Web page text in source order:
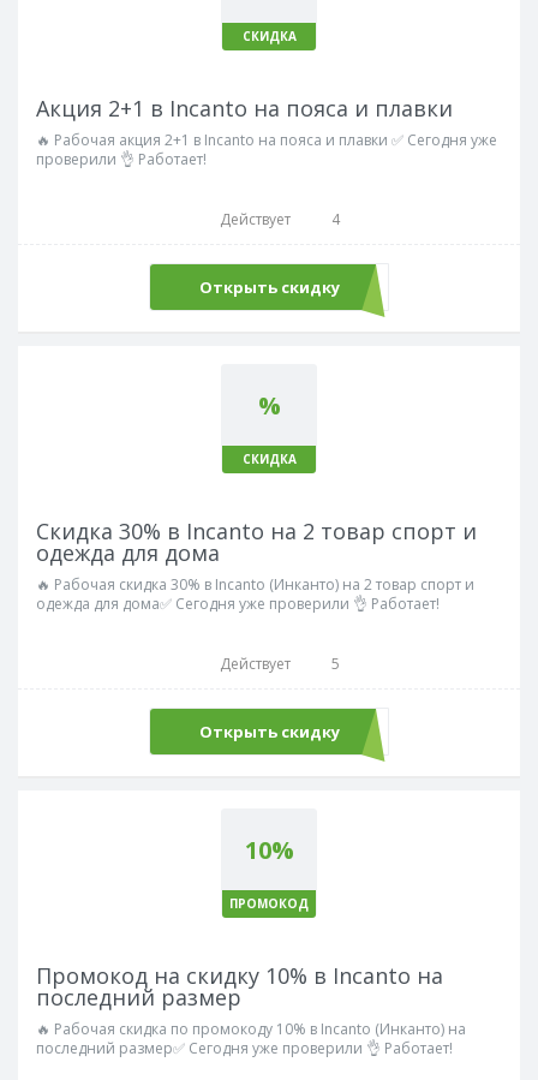
СКИДКА
Акция 2+1 в Incanto на пояса и плавки
🔥 Рабочая акция 2+1 в Incanto на пояса и плавки ✅ Сегодня уже
проверили 👌 Работает!
Действует 4
Открыть скидку
%
СКИДКА
Скидка 30% в Incanto на 2 товар спорт и
одежда для дома
🔥 Рабочая скидка 30% в Incanto (Инканто) на 2 товар спорт и
одежда для дома✅ Сегодня уже проверили 👌 Работает!
Действует 5
Открыть скидку
10%
ПРОМОКОД
Промокод на скидку 10% в Incanto на
последний размер
🔥 Рабочая скидка по промокоду 10% в Incanto (Инканто) на
последний размер✅ Сегодня уже проверили 👌 Работает!